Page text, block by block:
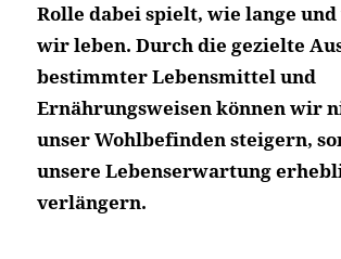
Rolle dabei spielt, wie lange und
wir leben. Durch die gezielte
bestimmter Lebensmittel und
Ernährungsweisen können wir
unser Wohlbefinden steigern,
unsere Lebenserwartung
verlängern.